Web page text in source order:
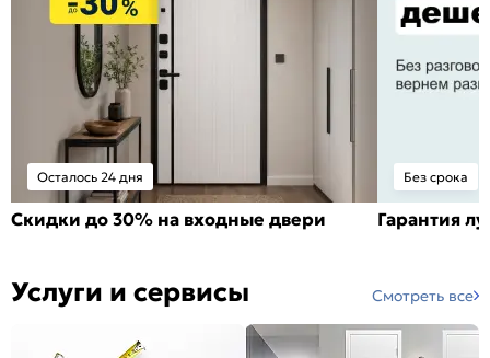
Осталось 24 дня
Скидки до 30% на входные двери
Без срока
Гарантия
Услуги и сервисы Смотреть все